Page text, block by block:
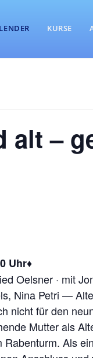
KURSE
alt –
Uhr♦
Oelsner · mit
Nina Petri —
nicht für den
Mutter als
Als